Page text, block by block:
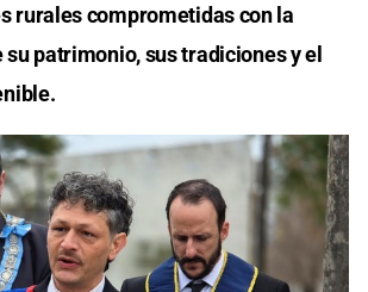
rurales comprometidas con la
patrimonio, sus tradiciones y el